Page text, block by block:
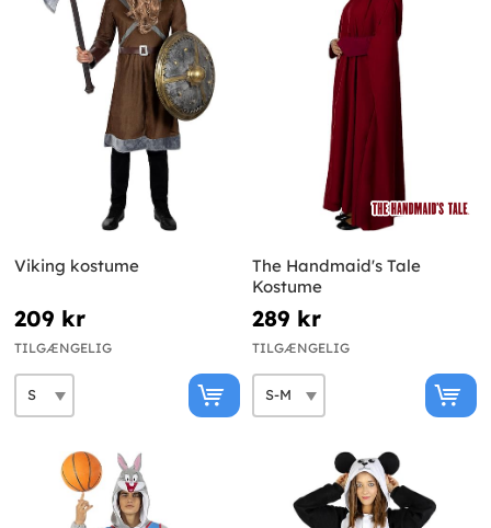
Viking kostume
209 kr
TILGÆNGELIG
The Handmaid's Tale
Kostume
289 kr
TILGÆNGELIG